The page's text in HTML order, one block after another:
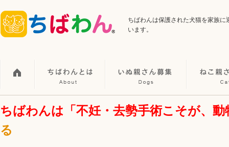
ちばわんは保護された犬猫を家族
います。
ちばわんは「不妊・去勢手術こそが、
る